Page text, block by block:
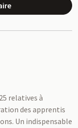
relatives à
des apprentis
Un indispensable